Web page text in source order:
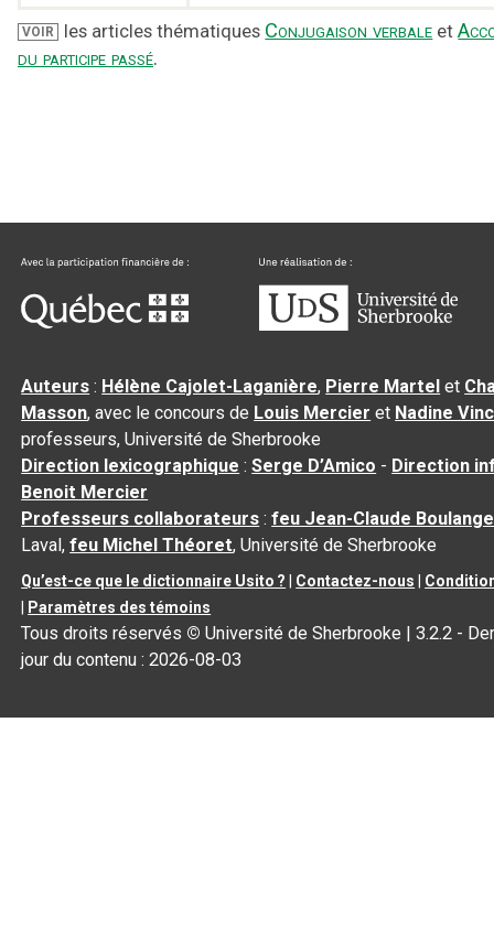
VOIR les articles thématiques Conjugaison verbale et
du participe passé.
Auteurs : Hélène Cajolet-Laganière, Pierre Martel et
Masson, avec le concours de Louis Mercier et Nadine
professeurs, Université de Sherbrooke
Direction lexicographique :Serge D’Amico - Direction
Benoit Mercier
Professeurs collaborateurs :feu Jean-Claude
Laval,feu Michel Théoret, Université de Sherbrooke
Qu’est-ce que le dictionnaire Usito ? Contactez-nous
Paramètres des témoins
Tous droits réservés © Université de Sherbrooke |3.2.2 -
jour du contenu :2026-08-03